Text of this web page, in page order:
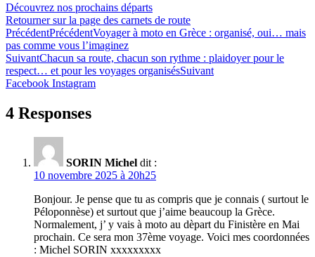
Découvrez nos prochains départs
Retourner sur la page des carnets de route
PrécédentPrécédentVoyager à moto en Grèce : organisé, oui… mais
pas comme vous l’imaginez
SuivantChacun sa route, chacun son rythme : plaidoyer pour le
respect… et pour les voyages organisésSuivant
Facebook Instagram
4 Responses
SORIN Michel dit :
10 novembre 2025 à 20h25
Bonjour. Je pense que tu as compris que je connais ( surtout le
Péloponnèse) et surtout que j’aime beaucoup la Grèce.
Normalement, j’ y vais à moto au dèpart du Finistère en Mai
prochain. Ce sera mon 37ème voyage. Voici mes coordonnées
: Michel SORIN xxxxxxxxx